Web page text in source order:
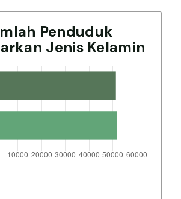
Penduduk
Jenis Kelamin